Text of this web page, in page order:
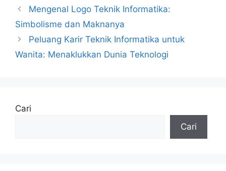
Mengenal Logo Teknik Informatika:
Simbolisme dan Maknanya
Peluang Karir Teknik Informatika untuk
Wanita: Menaklukkan Dunia Teknologi
Cari
Cari